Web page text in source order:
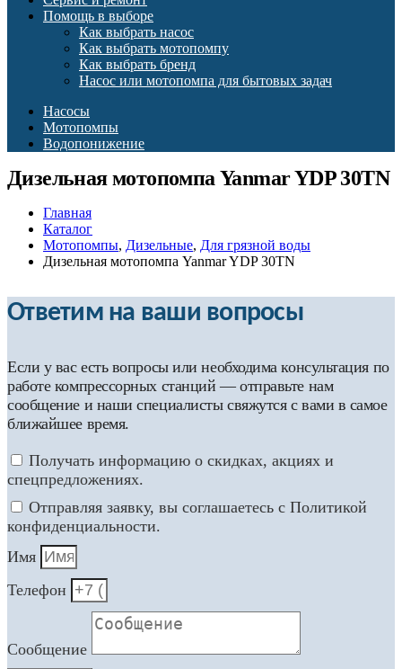
Помощь в выборе
Как выбрать насос
Как выбрать мотопомпу
Как выбрать бренд
Насос или мотопомпа для бытовых задач
Насосы
Мотопомпы
Водопонижение
Дизельная мотопомпа Yanmar YDP 30TN
Главная
Каталог
Мотопомпы, Дизельные, Для грязной воды
Дизельная мотопомпа Yanmar YDP 30TN
Ответим на ваши вопросы
Если у вас есть вопросы или необходима консультация по
работе компрессорных станций — отправьте нам
сообщение и наши специалисты свяжутся с вами в самое
ближайшее время.
Получать информацию о скидках, акциях и
спецпредложениях.
Отправляя заявку, вы соглашаетесь с Политикой
конфиденциальности.
Имя
Телефон
Сообщение